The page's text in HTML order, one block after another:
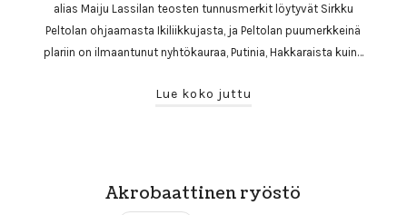
alias Maiju Lassilan teosten tunnusmerkit löytyvät Sirkku
Peltolan ohjaamasta Ikiliikkujasta, ja Peltolan puumerkkeinä
plariin on ilmaantunut nyhtökauraa, Putinia, Hakkaraista kuin…
Lue koko juttu
Akrobaattinen ryöstö